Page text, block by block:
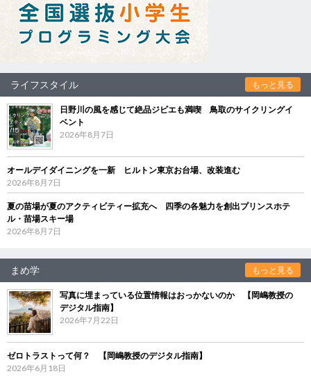
ライフスタイル もっと見る
日野川の風を感じて絶品ジビエも満喫 鳥取のサイクリングイ
ベント
2026年8月7日
オールデイダイニングを一新 ヒルトン東京お台場、改装進む
2026年8月7日
夏の苗場が夏のアクティビティー拡充へ 四季の各魅力を創出プリンスホテ
ル・苗場スキー場
2026年8月7日
まめ学 もっと見る
写真に埋まっている位置情報はおっかないのか 【岡嶋教授の
デジタル指南】
2026年7月22日
ゼロトラストって何？ 【岡嶋教授のデジタル指南】
2026年6月18日